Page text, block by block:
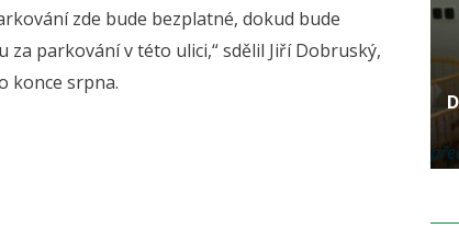
zde bude bezplatné, dokud bude
parkování v této ulici,“ sdělil Jiří Dobruský,
konce srpna.